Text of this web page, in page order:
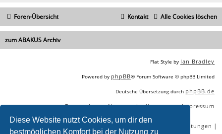
Diese Website nutzt Cookies, um dir den
bestmöglichen Komfort bei der Nutzung zu
Foren-Übersicht Alle Cookies löschen
Kontakt
zum ABAKUS Archiv
Flat Style by Ian Bradley
Powered by phpBB® Forum Software © phpBB Limited
Deutsche Übersetzung durch phpBB.de
Datenschutz|Nutzungsbedingungen|Impressum
SEO Online Tools SEO Dienstleistungen |